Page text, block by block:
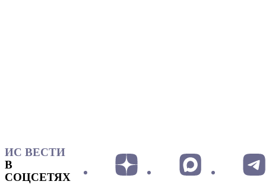
ИС ВЕСТИ
В
СОЦСЕТЯХ